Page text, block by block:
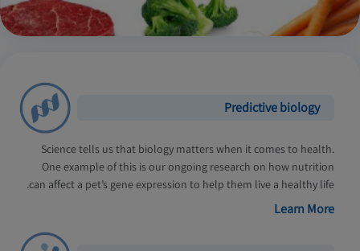
Predictive biology
Science tells us that biology matters when it comes to health.
One example of this is our ongoing research on how nutrition
can affect a pet’s gene expression to help them live a healthy life.
Learn More